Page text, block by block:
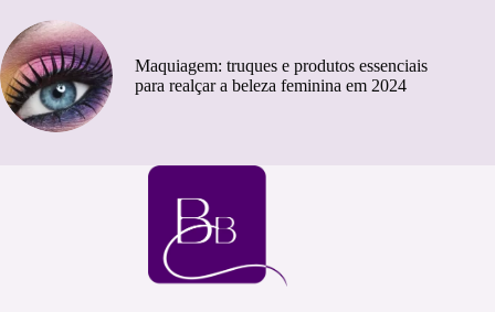
Maquiagem: truques e produtos essenciais
para realçar a beleza feminina em 2024